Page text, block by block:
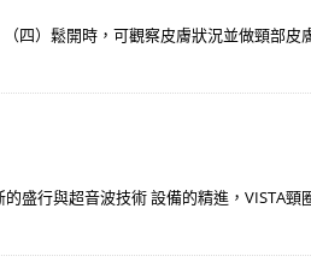
四）鬆開時，可觀察皮膚狀況並做頸部
行與超音波技術 設備的精進，VISTA